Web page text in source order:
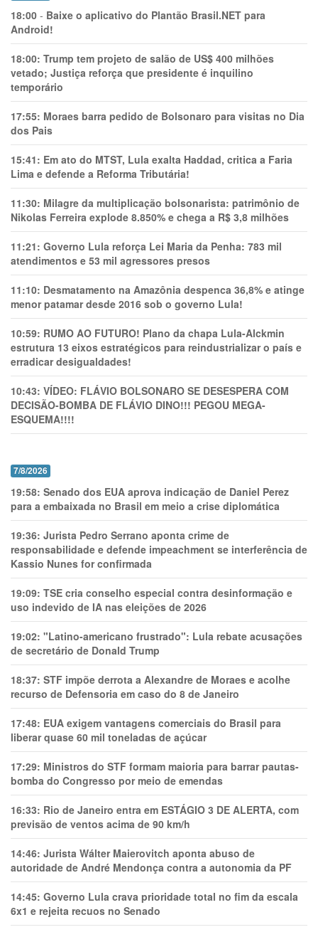
18:00 - Baixe o aplicativo do Plantão Brasil.NET para
Android!
18:00: Trump tem projeto de salão de US$ 400 milhões
vetado; Justiça reforça que presidente é inquilino
temporário
17:55: Moraes barra pedido de Bolsonaro para visitas no Dia
dos Pais
15:41: Em ato do MTST, Lula exalta Haddad, critica a Faria
Lima e defende a Reforma Tributária!
11:30: Milagre da multiplicação bolsonarista: patrimônio de
Nikolas Ferreira explode 8.850% e chega a R$ 3,8 milhões
11:21: Governo Lula reforça Lei Maria da Penha: 783 mil
atendimentos e 53 mil agressores presos
11:10: Desmatamento na Amazônia despenca 36,8% e atinge
menor patamar desde 2016 sob o governo Lula!
10:59: RUMO AO FUTURO! Plano da chapa Lula-Alckmin
estrutura 13 eixos estratégicos para reindustrializar o país e
erradicar desigualdades!
10:43: VÍDEO: FLÁVIO BOLSONARO SE DESESPERA COM
DECISÃO-BOMBA DE FLÁVIO DINO!!! PEGOU MEGA-
ESQUEMA!!!!
7/8/2026
19:58: Senado dos EUA aprova indicação de Daniel Perez
para a embaixada no Brasil em meio a crise diplomática
19:36: Jurista Pedro Serrano aponta crime de
responsabilidade e defende impeachment se interferência de
Kassio Nunes for confirmada
19:09: TSE cria conselho especial contra desinformação e
uso indevido de IA nas eleições de 2026
19:02: "Latino-americano frustrado": Lula rebate acusações
de secretário de Donald Trump
18:37: STF impõe derrota a Alexandre de Moraes e acolhe
recurso de Defensoria em caso do 8 de Janeiro
17:48: EUA exigem vantagens comerciais do Brasil para
liberar quase 60 mil toneladas de açúcar
17:29: Ministros do STF formam maioria para barrar pautas-
bomba do Congresso por meio de emendas
16:33: Rio de Janeiro entra em ESTÁGIO 3 DE ALERTA, com
previsão de ventos acima de 90 km/h
14:46: Jurista Wálter Maierovitch aponta abuso de
autoridade de André Mendonça contra a autonomia da PF
14:45: Governo Lula crava prioridade total no fim da escala
6x1 e rejeita recuos no Senado